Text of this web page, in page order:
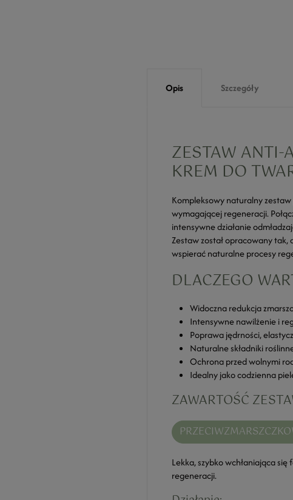
Opis Szczegóły
ZESTAW ANTI-
KREM DO
Kompleksowy naturalny
wymagającej regeneracji.
intensywne działanie
Zestaw został opracowany
wspierać naturalne procesy
DLACZEGO
Widoczna redukcja
Intensywne nawilżenie i
Poprawa jędrności,
Naturalne składniki
Ochrona przed wolnymi
Idealny jako codzienna
ZAWARTOŚĆ
Lekka, szybko wchłaniająca
regeneracji.